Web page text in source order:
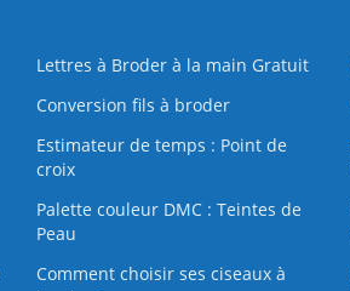
Lettres à Broder à la main Gratuit
Conversion fils à broder
Estimateur de temps : Point de
croix
Palette couleur DMC : Teintes de
Peau
Comment choisir ses ciseaux à